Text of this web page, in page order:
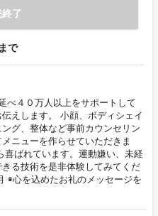
終了
で
べ４０万人以上をサポートして
えします。 小顔、ボディシェイ
グ、整体など事前カウンセリン
ニューを作らせていただきま
ばれています。運動嫌い、未経
る技術を是非体験してみてくだ
心を込めたお礼のメッセージを